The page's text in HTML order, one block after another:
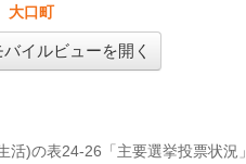
大口町
バイルビューを開く
活)の表24-26「主要選挙投票状況